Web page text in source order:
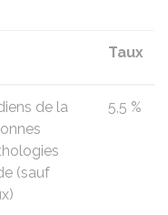
Taux
de la
(sauf
5,5 %